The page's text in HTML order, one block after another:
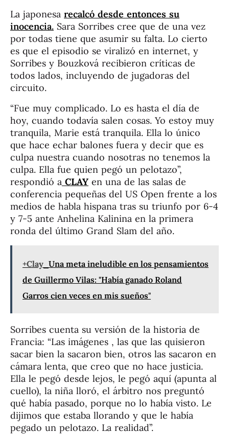
La japonesa recalcó desde entonces su
inocencia. Sara Sorribes cree que de una vez
por todas tiene que asumir su falta. Lo cierto
es que el episodio se viralizó en internet, y
Sorribes y Bouzková recibieron críticas de
todos lados, incluyendo de jugadoras del
circuito.
“Fue muy complicado. Lo es hasta el día de
hoy, cuando todavía salen cosas. Yo estoy muy
tranquila, Marie está tranquila. Ella lo único
que hace echar balones fuera y decir que es
culpa nuestra cuando nosotras no tenemos la
culpa. Ella fue quien pegó un pelotazo”,
respondió a CLAY en una de las salas de
conferencia pequeñas del US Open frente a los
medios de habla hispana tras su triunfo por 6-4
y 7-5 ante Anhelina Kalinina en la primera
ronda del último Grand Slam del año.
+Clay Una meta ineludible en los pensamientos
de Guillermo Vilas: "Había ganado Roland
Garros cien veces en mis sueños"
Sorribes cuenta su versión de la historia de
Francia: “Las imágenes , las que las quisieron
sacar bien la sacaron bien, otros las sacaron en
cámara lenta, que creo que no hace justicia.
Ella le pegó desde lejos, le pegó aquí (apunta al
cuello), la niña lloró, el árbitro nos preguntó
qué había pasado, porque no lo había visto. Le
dijimos que estaba llorando y que le había
pegado un pelotazo. La realidad”.